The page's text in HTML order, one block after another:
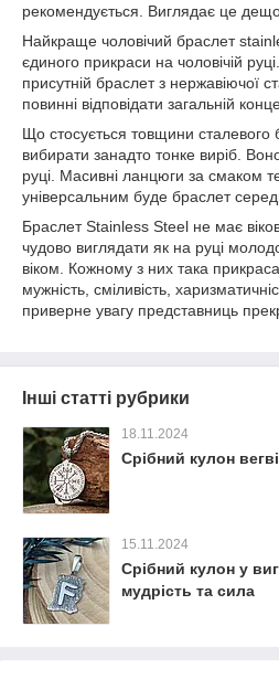
рекомендується. Виглядає це дещо
Найкраще чоловічий браслет
єдиного прикраси на чоловічій
присутній браслет з нержавіючої
повинні відповідати загальній
Що стосується товщини сталевого
вибирати занадто тонке виріб.
руці. Масивні ланцюги за смаком
універсальним буде браслет
Браслет Stainless Steel не має
чудово виглядати як на руці
віком. Кожному з них така
мужність, сміливість,
приверне увагу представниць
Інші статті рубрики
18.11.2024
Срібний кулон
15.11.2024
Срібний кулон у
мудрість та сила